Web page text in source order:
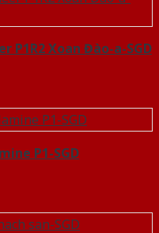
P1R2 Xoan Đào-a-SGD
P1-SGD